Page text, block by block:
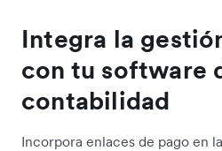
Integra la
con tu software
contabilidad
Incorpora enlaces de pago en